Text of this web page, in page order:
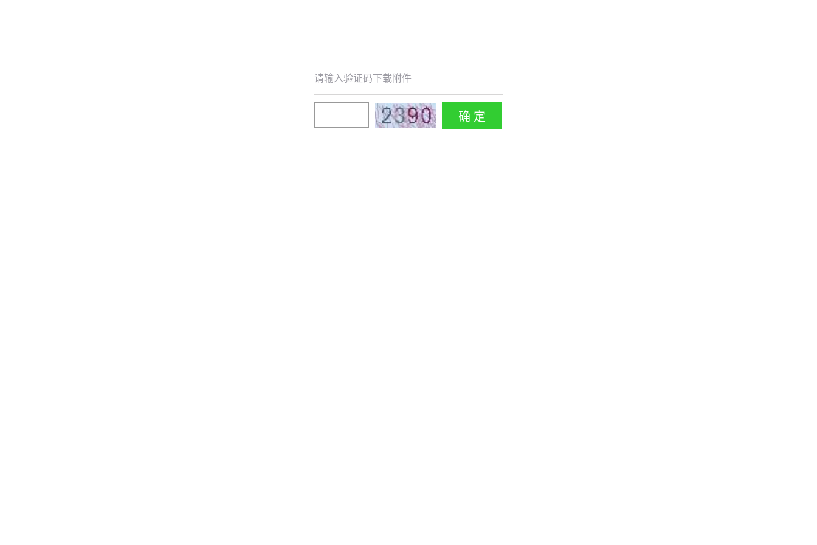
请输入验证码下载附件